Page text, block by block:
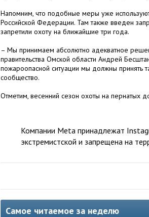
Напомним, что подобные меры уже используют
Российской Федерации. Там также введен
запретили охоту на ближайшие три года.
– Мы принимаем абсолютно адекватное
правительства Омской области Андрей
пожароопасной ситуации мы должны принять
сообщество.
Отметим, весенний сезон охоты на пернатых
Компании Meta принадлежат
экстремистской и запрещена на
Самое читаемое за неделю